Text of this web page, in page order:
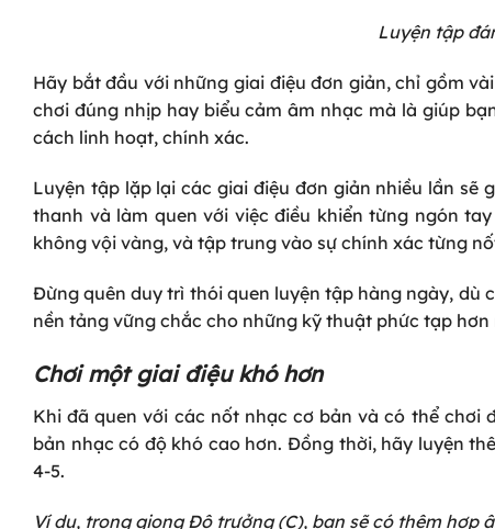
Luyện tập
Hãy bắt đầu với những giai điệu đơn giản, chỉ gồm
chơi đúng nhịp hay biểu cảm âm nhạc mà là giúp
cách linh hoạt, chính xác.
Luyện tập lặp lại các giai điệu đơn giản nhiều lần
thanh và làm quen với việc điều khiển từng ngón
không vội vàng, và tập trung vào sự chính xác từng
Đừng quên duy trì thói quen luyện tập hàng ngày, dù
nền tảng vững chắc cho những kỹ thuật phức tạp
Chơi một giai điệu khó hơn
Khi đã quen với các nốt nhạc cơ bản và có thể
bản nhạc có độ khó cao hơn. Đồng thời, hãy luyện
4-5.
Ví dụ, trong giọng Đô trưởng (C), bạn sẽ có thêm hợp